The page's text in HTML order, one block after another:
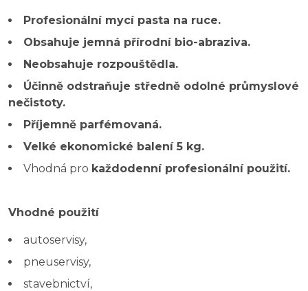
Profesionální mycí pasta na ruce.
Obsahuje jemná přírodní bio-abraziva.
Neobsahuje rozpouštědla.
Účinně odstraňuje středně odolné průmyslové
nečistoty.
Příjemně parfémovaná.
Velké ekonomické balení 5 kg.
Vhodná pro každodenní profesionální použití.
Vhodné použití
autoservisy,
pneuservisy,
stavebnictví,